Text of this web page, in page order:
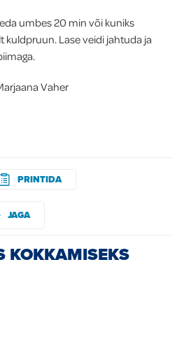
umbes 20 min või kuniks
kuldpruun. Lase veidi jahtuda ja
Vaher
PRINTIDA
JAGA
KOKKAMISEKS